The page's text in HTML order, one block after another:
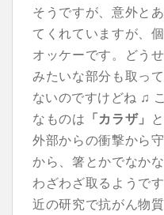
そうですが、意外と
てくれていますが、
オッケーです。どう
みたいな部分も取っ
ないのですけどね ♫
なものは 「カラザ」
外部からの衝撃から
から、箸とかでなか
わざわざ取るようで
近の研究で抗がん物